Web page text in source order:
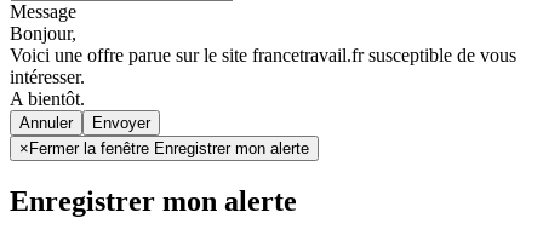
Message
Bonjour,
Voici une offre parue sur le site francetravail.fr susceptible de vous
intéresser.
A bientôt.
Annuler
× Fermer la fenêtre Enregistrer mon alerte
Enregistrer mon alerte